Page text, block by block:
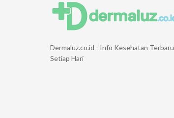
Dermaluz.co.id - Info Kesehatan Terbaru
Setiap Hari